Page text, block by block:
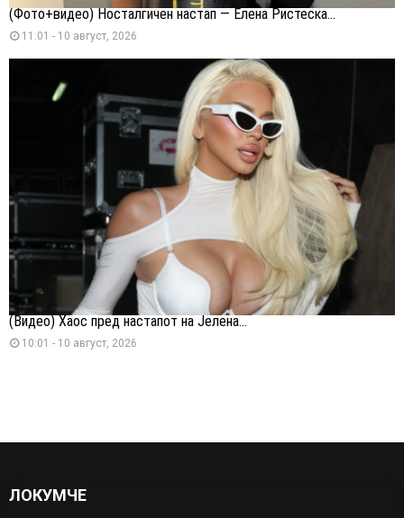
(Фото+видео) Носталгичен настап — Елена Ристеска...
11:01 - 10 август, 2026
(Видео) Хаос пред настапот на Јелена...
10:01 - 10 август, 2026
ЛОКУМЧЕ